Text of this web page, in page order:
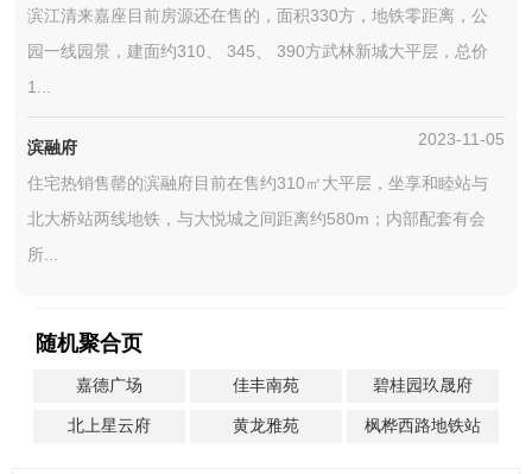
滨江清来嘉座目前房源还在售的，面积330方，地铁零距离，公
园一线园景，建面约310、 345、 390方武林新城大平层，总价
1...
滨融府 2023-11-05
住宅热销售罄的滨融府目前在售约310㎡大平层，坐享和睦站与
北大桥站两线地铁，与大悦城之间距离约580m；内部配套有会
所...
随机聚合页
嘉德广场 佳丰南苑 碧桂园玖晟府
北上星云府 黄龙雅苑 枫桦西路地铁站